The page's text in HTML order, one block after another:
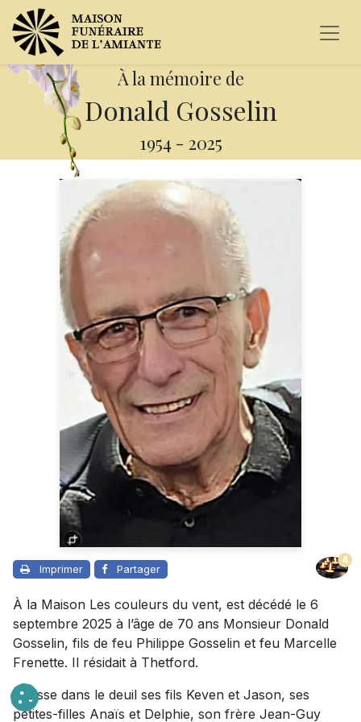
À la mémoire de
Donald Gosselin
1954 - 2025
Imprimer Partager
4
À la Maison Les couleurs du vent, est décédé le 6
septembre 2025 à l’âge de 70 ans Monsieur Donald
Gosselin, fils de feu Philippe Gosselin et feu Marcelle
Frenette. Il résidait à Thetford.
Il laisse dans le deuil ses fils Keven et Jason, ses
petites-filles Anaïs et Delphie, son frère Jean-Guy